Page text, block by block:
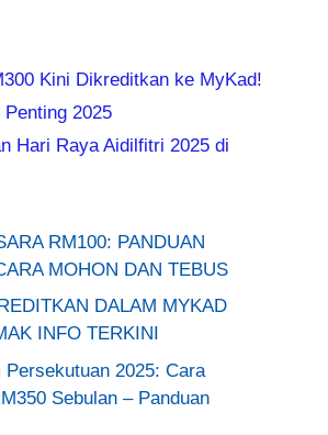
Kini Dikreditkan ke MyKad!
2025
Hari Raya Aidilfitri 2025 di
RM100: PANDUAN
MOHON DAN TEBUS
DALAM MYKAD
INFO TERKINI
Persekutuan 2025: Cara
Sebulan – Panduan